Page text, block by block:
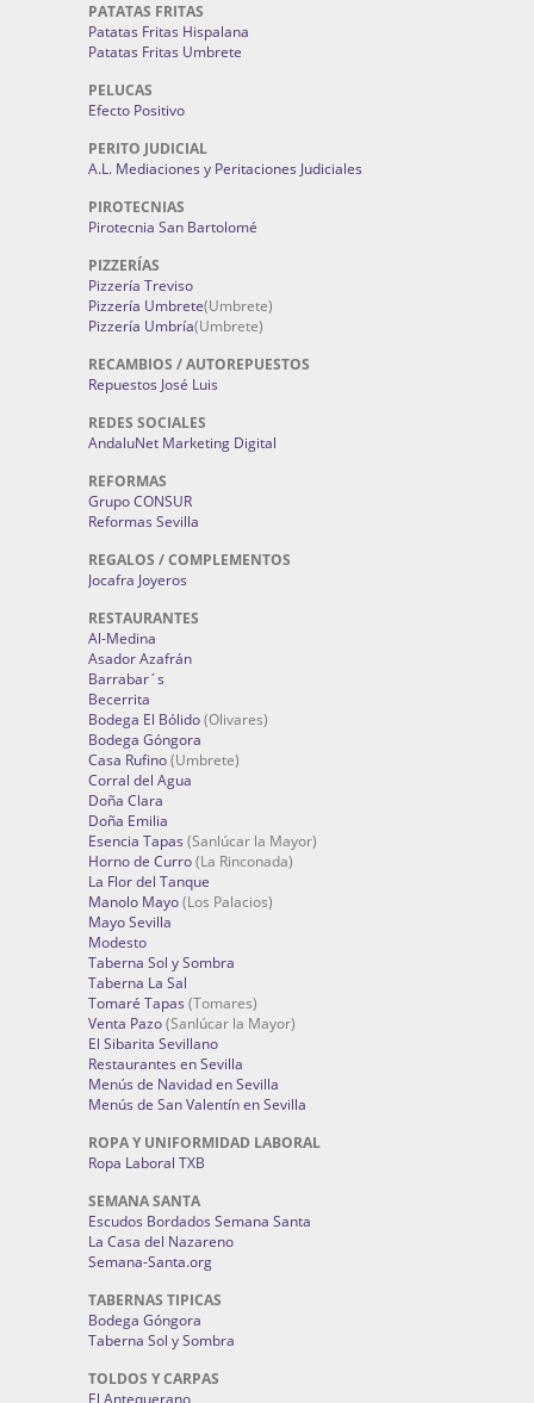
PATATAS FRITAS
Patatas Fritas Hispalana
Patatas Fritas Umbrete
PELUCAS
Efecto Positivo
PERITO JUDICIAL
A.L. Mediaciones y Peritaciones Judiciales
PIROTECNIAS
Pirotecnia San Bartolomé
PIZZERÍAS
Pizzería Treviso
Pizzería Umbrete(Umbrete)
Pizzería Umbría(Umbrete)
RECAMBIOS / AUTOREPUESTOS
Repuestos José Luis
REDES SOCIALES
AndaluNet Marketing Digital
REFORMAS
Grupo CONSUR
Reformas Sevilla
REGALOS / COMPLEMENTOS
Jocafra Joyeros
RESTAURANTES
Al-Medina
Asador Azafrán
Barrabar´s
Becerrita
Bodega El Bólido(Olivares)
Bodega Góngora
Casa Rufino(Umbrete)
Corral del Agua
Doña Clara
Doña Emilia
Esencia Tapas (Sanlúcar la Mayor)
Horno de Curro(La Rinconada)
La Flor del Tanque
Manolo Mayo(Los Palacios)
Mayo Sevilla
Modesto
Taberna Sol y Sombra
Taberna La Sal
Tomaré Tapas (Tomares)
Venta Pazo(Sanlúcar la Mayor)
El Sibarita Sevillano
Restaurantes en Sevilla
Menús de Navidad en Sevilla
Menús de San Valentín en Sevilla
ROPA Y UNIFORMIDAD LABORAL
Ropa Laboral TXB
SEMANA SANTA
Escudos Bordados Semana Santa
La Casa del Nazareno
Semana-Santa.org
TABERNAS TIPICAS
Bodega Góngora
Taberna Sol y Sombra
TOLDOS Y CARPAS
El Antequerano